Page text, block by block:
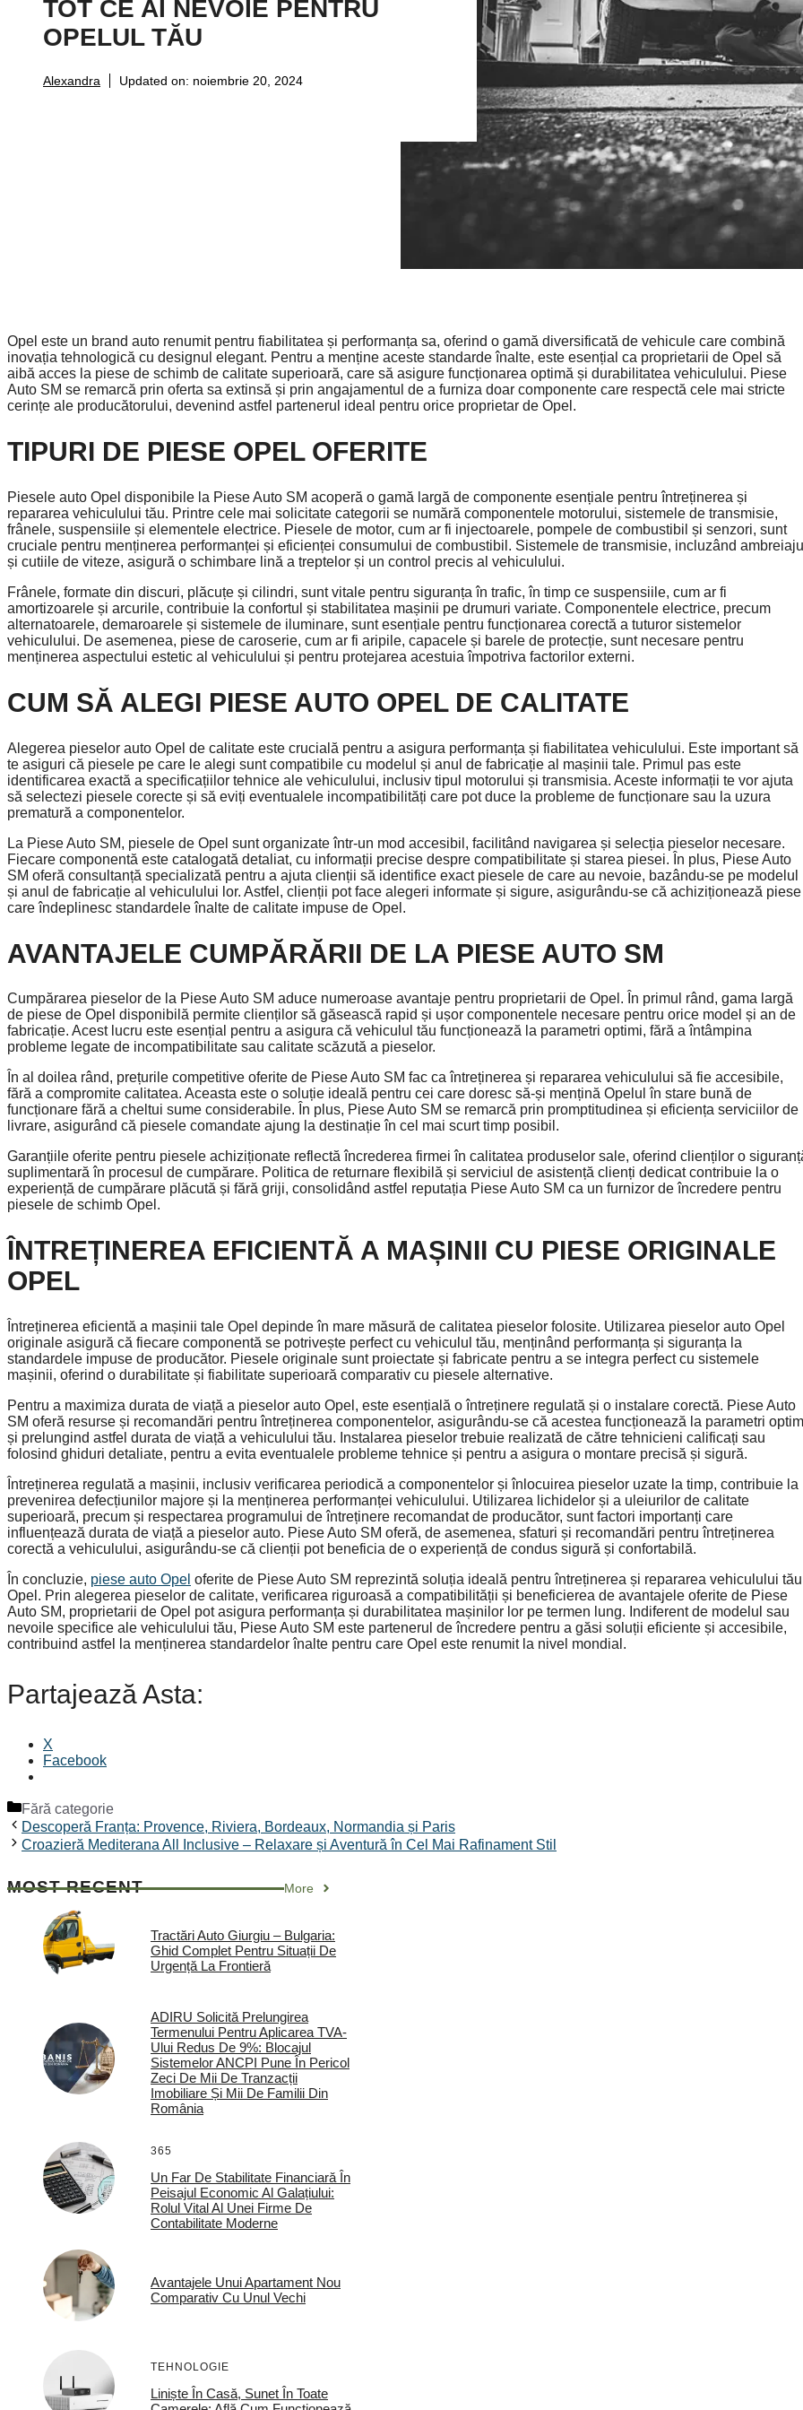
TOT CE AI NEVOIE PENTRU
OPELUL TĂU
Alexandra Updated on: noiembrie 20, 2024
Opel este un brand auto renumit pentru fiabilitatea și performanța sa, oferind o gamă diversificată de vehicule care combină
inovația tehnologică cu designul elegant. Pentru a menține aceste standarde înalte, este esențial ca proprietarii de Opel să
aibă acces la piese de schimb de calitate superioară, care să asigure funcționarea optimă și durabilitatea vehiculului. Piese
Auto SM se remarcă prin oferta sa extinsă și prin angajamentul de a furniza doar componente care respectă cele mai stricte
cerințe ale producătorului, devenind astfel partenerul ideal pentru orice proprietar de Opel.
TIPURI DE PIESE OPEL OFERITE
Piesele auto Opel disponibile la Piese Auto SM acoperă o gamă largă de componente esențiale pentru întreținerea și
repararea vehiculului tău. Printre cele mai solicitate categorii se numără componentele motorului, sistemele de transmisie,
frânele, suspensiile și elementele electrice. Piesele de motor, cum ar fi injectoarele, pompele de combustibil și senzori, sunt
cruciale pentru menținerea performanței și eficienței consumului de combustibil. Sistemele de transmisie, incluzând
și cutiile de viteze, asigură o schimbare lină a treptelor și un control precis al vehiculului.
Frânele, formate din discuri, plăcuțe și cilindri, sunt vitale pentru siguranța în trafic, în timp ce suspensiile, cum ar fi
amortizoarele și arcurile, contribuie la confortul și stabilitatea mașinii pe drumuri variate. Componentele electrice, precum
alternatoarele, demaroarele și sistemele de iluminare, sunt esențiale pentru funcționarea corectă a tuturor sistemelor
vehiculului. De asemenea, piese de caroserie, cum ar fi aripile, capacele și barele de protecție, sunt necesare pentru
menținerea aspectului estetic al vehiculului și pentru protejarea acestuia împotriva factorilor externi.
CUM SĂ ALEGI PIESE AUTO OPEL DE CALITATE
Alegerea pieselor auto Opel de calitate este crucială pentru a asigura performanța și fiabilitatea vehiculului. Este important să
te asiguri că piesele pe care le alegi sunt compatibile cu modelul și anul de fabricație al mașinii tale. Primul pas este
identificarea exactă a specificațiilor tehnice ale vehiculului, inclusiv tipul motorului și transmisia. Aceste informații te vor ajuta
să selectezi piesele corecte și să eviți eventualele incompatibilități care pot duce la probleme de funcționare sau la uzura
prematură a componentelor.
La Piese Auto SM, piesele de Opel sunt organizate într-un mod accesibil, facilitând navigarea și selecția pieselor necesare.
Fiecare componentă este catalogată detaliat, cu informații precise despre compatibilitate și starea piesei. În plus, Piese Auto
SM oferă consultanță specializată pentru a ajuta clienții să identifice exact piesele de care au nevoie, bazându-se pe modelul
și anul de fabricație al vehiculului lor. Astfel, clienții pot face alegeri informate și sigure, asigurându-se că achiziționează piese
care îndeplinesc standardele înalte de calitate impuse de Opel.
AVANTAJELE CUMPĂRĂRII DE LA PIESE AUTO SM
Cumpărarea pieselor de la Piese Auto SM aduce numeroase avantaje pentru proprietarii de Opel. În primul rând, gama largă
de piese de Opel disponibilă permite clienților să găsească rapid și ușor componentele necesare pentru orice model și an de
fabricație. Acest lucru este esențial pentru a asigura că vehiculul tău funcționează la parametri optimi, fără a întâmpina
probleme legate de incompatibilitate sau calitate scăzută a pieselor.
În al doilea rând, prețurile competitive oferite de Piese Auto SM fac ca întreținerea și repararea vehiculului să fie accesibile,
fără a compromite calitatea. Aceasta este o soluție ideală pentru cei care doresc să-și mențină Opelul în stare bună de
funcționare fără a cheltui sume considerabile. În plus, Piese Auto SM se remarcă prin promptitudinea și eficiența serviciilor de
livrare, asigurând că piesele comandate ajung la destinație în cel mai scurt timp posibil.
Garanțiile oferite pentru piesele achiziționate reflectă încrederea firmei în calitatea produselor sale, oferind clienților o
suplimentară în procesul de cumpărare. Politica de returnare flexibilă și serviciul de asistență clienți dedicat contribuie la o
experiență de cumpărare plăcută și fără griji, consolidând astfel reputația Piese Auto SM ca un furnizor de încredere pentru
piesele de schimb Opel.
ÎNTREȚINEREA EFICIENTĂ A MAȘINII CU PIESE ORIGINALE
OPEL
Întreținerea eficientă a mașinii tale Opel depinde în mare măsură de calitatea pieselor folosite. Utilizarea pieselor auto Opel
originale asigură că fiecare componentă se potrivește perfect cu vehiculul tău, menținând performanța și siguranța la
standardele impuse de producător. Piesele originale sunt proiectate și fabricate pentru a se integra perfect cu sistemele
mașinii, oferind o durabilitate și fiabilitate superioară comparativ cu piesele alternative.
Pentru a maximiza durata de viață a pieselor auto Opel, este esențială o întreținere regulată și o instalare corectă. Piese Auto
SM oferă resurse și recomandări pentru întreținerea componentelor, asigurându-se că acestea funcționează la parametri
și prelungind astfel durata de viață a vehiculului tău. Instalarea pieselor trebuie realizată de către tehnicieni calificați sau
folosind ghiduri detaliate, pentru a evita eventualele probleme tehnice și pentru a asigura o montare precisă și sigură.
Întreținerea regulată a mașinii, inclusiv verificarea periodică a componentelor și înlocuirea pieselor uzate la timp, contribuie la
prevenirea defecțiunilor majore și la menținerea performanței vehiculului. Utilizarea lichidelor și a uleiurilor de calitate
superioară, precum și respectarea programului de întreținere recomandat de producător, sunt factori importanți care
influențează durata de viață a pieselor auto. Piese Auto SM oferă, de asemenea, sfaturi și recomandări pentru întreținerea
corectă a vehiculului, asigurându-se că clienții pot beneficia de o experiență de condus sigură și confortabilă.
În concluzie, piese auto Opel oferite de Piese Auto SM reprezintă soluția ideală pentru întreținerea și repararea vehiculului tău
Opel. Prin alegerea pieselor de calitate, verificarea riguroasă a compatibilității și beneficierea de avantajele oferite de Piese
Auto SM, proprietarii de Opel pot asigura performanța și durabilitatea mașinilor lor pe termen lung. Indiferent de modelul sau
nevoile specifice ale vehiculului tău, Piese Auto SM este partenerul de încredere pentru a găsi soluții eficiente și accesibile,
contribuind astfel la menținerea standardelor înalte pentru care Opel este renumit la nivel mondial.
Partajează Asta:
X
Facebook
Categorii
Fără categorie
Descoperă Franța: Provence, Riviera, Bordeaux, Normandia și Paris
Croazieră Mediterana All Inclusive – Relaxare și Aventură în Cel Mai Rafinament Stil
MOST RECENT More
Tractări Auto Giurgiu – Bulgaria:
Ghid Complet Pentru Situații De
Urgență La Frontieră
ADIRU Solicită Prelungirea
Termenului Pentru Aplicarea TVA-
Ului Redus De 9%: Blocajul
Sistemelor ANCPI Pune În Pericol
Zeci De Mii De Tranzacții
Imobiliare Și Mii De Familii Din
România
365
Un Far De Stabilitate Financiară În
Peisajul Economic Al Galațiului:
Rolul Vital Al Unei Firme De
Contabilitate Moderne
Avantajele Unui Apartament Nou
Comparativ Cu Unul Vechi
TEHNOLOGIE
Liniște În Casă, Sunet În Toate